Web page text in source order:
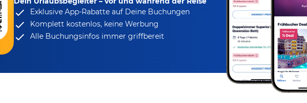
Exklusive App-Rabatteauf Deine Buchungen
Komplett kostenlos, keine Werbung
Alle Buchungsinfos immer griffbereit